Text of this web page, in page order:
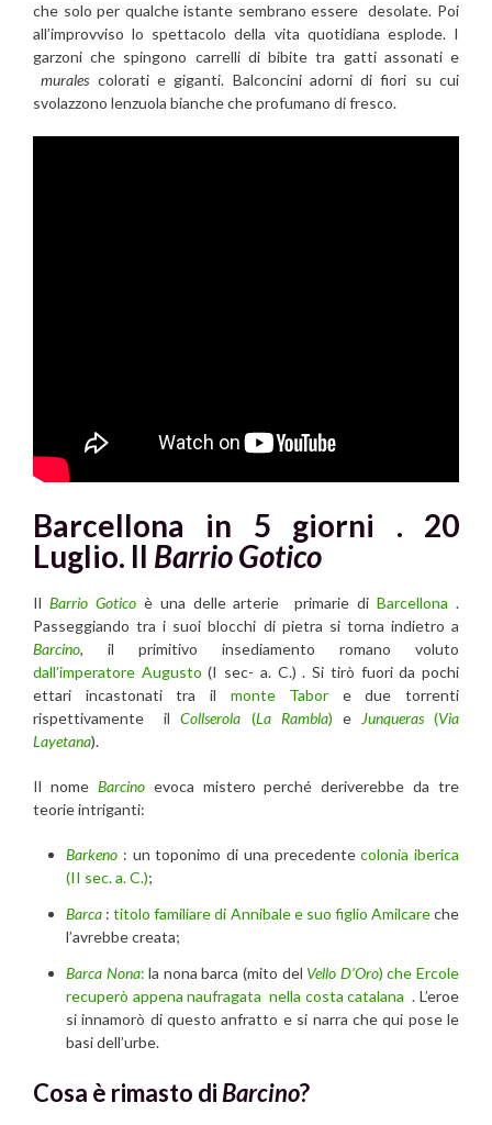
che solo per qualche istante sembrano essere desolate. Poi
all’improvviso lo spettacolo della vita quotidiana esplode. I
garzoni che spingono carrelli di bibite tra gatti assonati e
murales colorati e giganti. Balconcini adorni di fiori su cui
svolazzono lenzuola bianche che profumano di fresco.
Barcellona in 5 giorni . 20
Luglio. Il Barrio Gotico
Il Barrio Goticoè una delle arterie primarie diBarcellona .
Passeggiando tra i suoi blocchi di pietra si torna indietro a
Barcino, il primitivo insediamento romano voluto
dall’imperatore Augusto (I sec- a. C.) . Si tirò fuori da pochi
ettari incastonati tra il monte Tabor e due torrenti
rispettivamente ilCollserola (La Rambla) e Junqueras(Via
Layetana).
Il nome Barcinoevoca mistero perché deriverebbe da tre
teorie intriganti:
Barkeno : un toponimo di una precedentecolonia iberica
(II sec. a. C.);
Barca :titolo familiare di Annibale e suo figlio Amilcareche
l’avrebbe creata;
Barca Nona: la nona barca (mito del Vello D’Oro) che Ercole
recuperò appena naufragata nella costa catalana . L’eroe
si innamorò di questo anfratto e si narra che qui pose le
basi dell’urbe.
Cosa è rimasto di Barcino?